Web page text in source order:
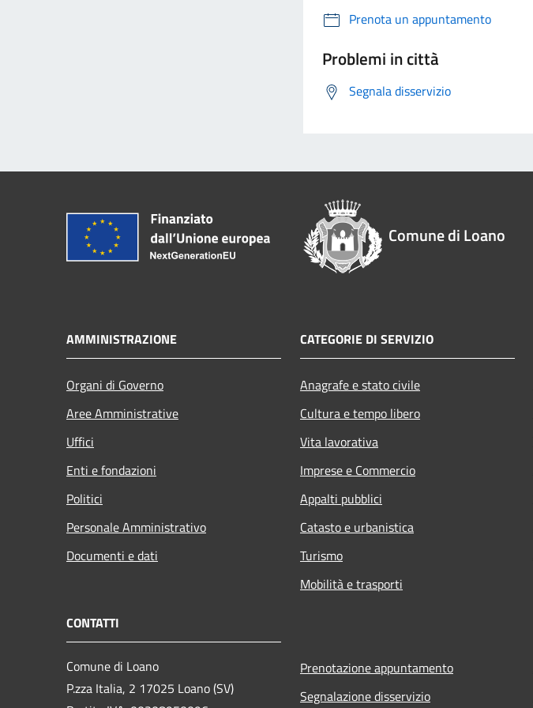
Prenota un appuntamento
Problemi in città
Segnala disservizio
Comune di Loano
AMMINISTRAZIONE
Organi di Governo
Aree Amministrative
Uffici
Enti e fondazioni
Politici
Personale Amministrativo
Documenti e dati
CATEGORIE DI SERVIZIO
Anagrafe e stato civile
Cultura e tempo libero
Vita lavorativa
Imprese e Commercio
Appalti pubblici
Catasto e urbanistica
Turismo
Mobilità e trasporti
CONTATTI
Comune di Loano
P.zza Italia, 2 17025 Loano (SV)
Prenotazione appuntamento
Segnalazione disservizio